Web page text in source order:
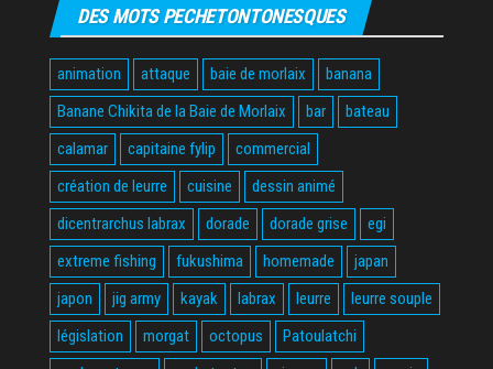
DES MOTS PECHETONTONESQUES
animation attaque baie de morlaix
banana
Banane Chikita de la Baie de Morlaix
bar
bateau
calamar
capitaine fylip
commercial
création de leurre
cuisine
dessin animé
dicentrarchus labrax
dorade dorade grise
egi
extreme fishing
fukushima homemade
japan
japon
jig army kayak labrax leurre
leurre souple
législation
morgat octopus
Patoulatchi